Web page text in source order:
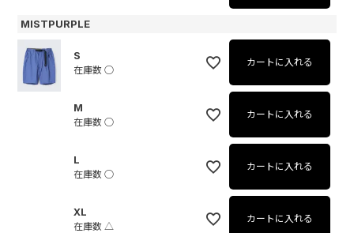
MISTPURPLE
S
在庫数 ○
カートに入れる
M
在庫数 ○
カートに入れる
L
在庫数 ○
カートに入れる
XL
在庫数 △
カートに入れる